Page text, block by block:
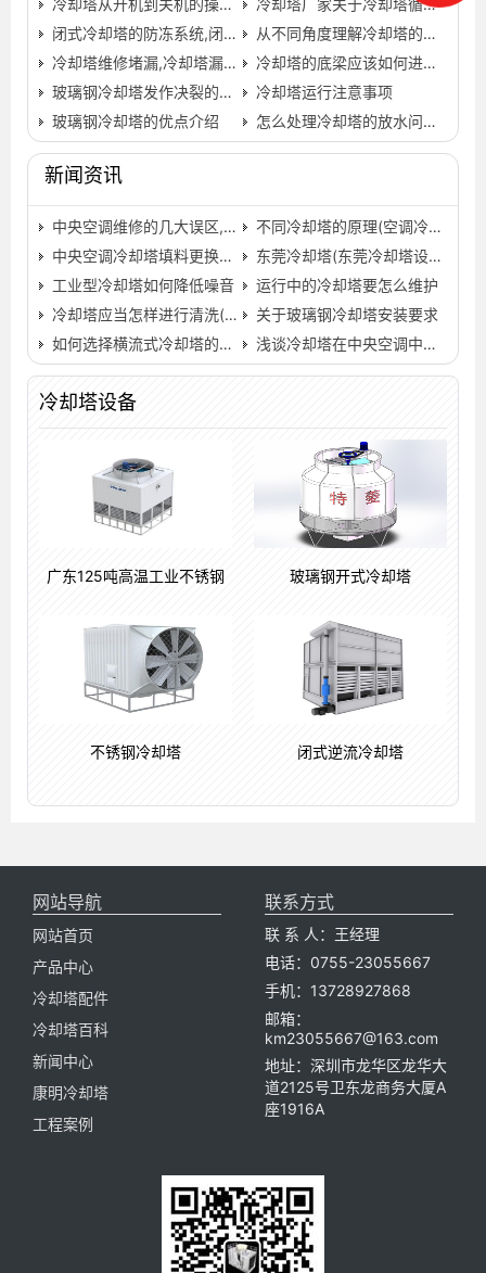
闭式冷却塔的防冻系统,闭式冷却塔防冻液…
从不同角度理解冷却塔的水损失量
冷却塔维修堵漏,冷却塔漏水解决办法
冷却塔的底梁应该如何进行安装
玻璃钢冷却塔发作决裂的缘由及防预措施,玻璃钢冷却塔型…
冷却塔运行注意事项
玻璃钢冷却塔的优点介绍
怎么处理冷却塔的放水问题,冷却塔降噪处理…
新闻资讯
中央空调维修的几大误区,中央空调维修麻烦吗…
不同冷却塔的原理(空调冷却塔工作原理)…
中央空调冷却塔填料更换、维修保养方法及维护常识…
东莞冷却塔(东莞冷却塔设备)
工业型冷却塔如何降低噪音
运行中的冷却塔要怎么维护
冷却塔应当怎样进行清洗(中央空调冷却塔清洗教学)…
关于玻璃钢冷却塔安装要求
如何选择横流式冷却塔的安装位置(中温逆流式方形冷却塔…
浅谈冷却塔在中央空调中处于重要地位
冷却塔设备
广东125吨高温工业不锈钢 玻璃钢开式冷却塔
不锈钢冷却塔 闭式逆流冷却塔
网站导航
网站首页
产品中心
冷却塔配件
冷却塔百科
新闻中心
康明冷却塔
工程案例
联系方式
联 系 人：王经理
电话：0755-23055667
手机：13728927868
邮箱：
km23055667@163.com
地址：深圳市龙华区龙华大
道2125号卫东龙商务大厦A
座1916A